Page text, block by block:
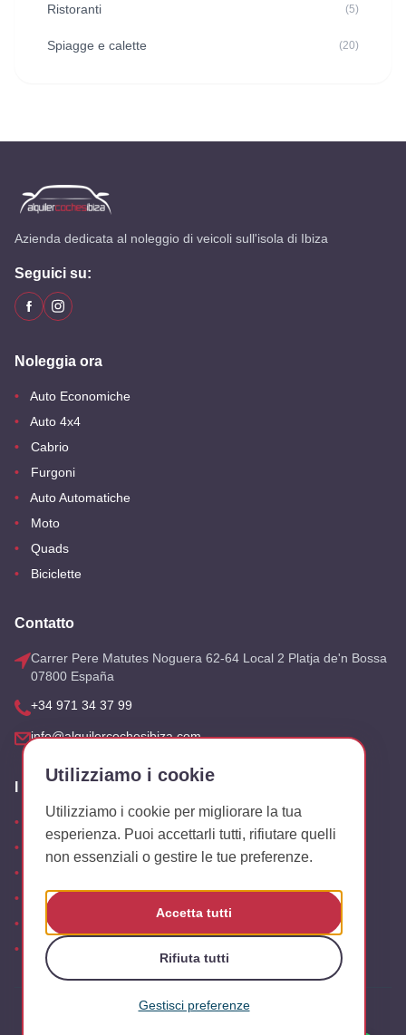
Ristoranti (5)
Spiagge e calette (20)
Azienda dedicata al noleggio di veicoli sull'isola di Ibiza
Seguici su:
Noleggia ora
Auto Economiche
Auto 4x4
Cabrio
Furgoni
Auto Automatiche
Moto
Quads
Biciclette
Contatto
Carrer Pere Matutes Noguera 62-64 Local 2 Platja de'n Bossa
07800 España
+34 971 34 37 99
info@alquilercochesibiza.com
Es Canar
Cala Tarida
Uffici
Utilizziamo i cookie
Utilizziamo i cookie per migliorare la tua
esperienza. Puoi accettarli tutti, rifiutare quelli
non essenziali o gestire le tue preferenze.
Accetta tutti
Rifiuta tutti
Gestisci preferenze